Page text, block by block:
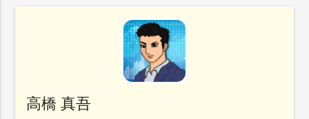
高橋 真吾